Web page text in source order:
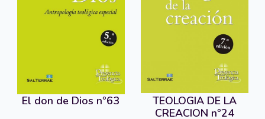
El don de Dios nº63
TEOLOGIA DE LA
CREACION nº24